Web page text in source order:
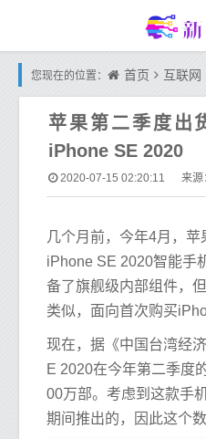
您现在的位置： 首页 互联网
苹果第二季度出
iPhone SE 2020
2020-07-15 02:20:11 来源
几个月前，今年4月，
iPhone SE 2020智能手
备了旗舰级内部组件，
类似，面向首次购买
现在，据《中国台湾经
E 2020在今年第二季度
00万部。考虑到这款手
期间推出的，因此这个